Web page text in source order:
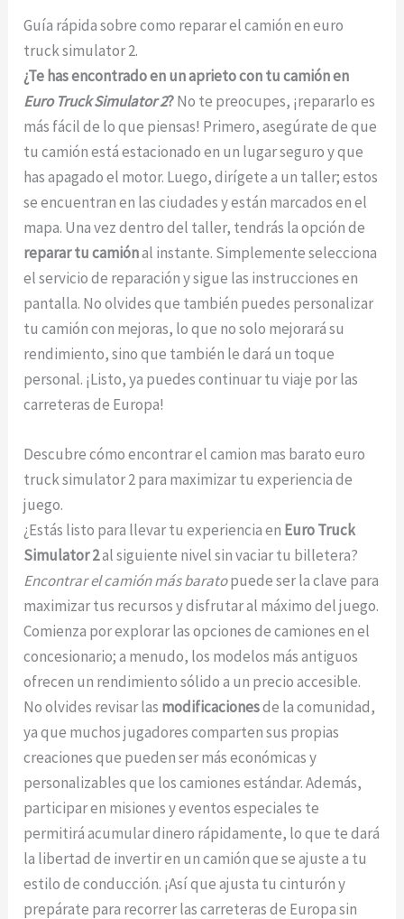
Guía rápida sobre como reparar el camión en euro
truck simulator 2.
¿Te has encontrado en un aprieto con tu camión en
Euro Truck Simulator 2?No te preocupes, ¡repararlo es
más fácil de lo que piensas! Primero, asegúrate de que
tu camión está estacionado en un lugar seguro y que
has apagado el motor. Luego, dirígete a un taller; estos
se encuentran en las ciudades y están marcados en el
mapa. Una vez dentro del taller, tendrás la opción de
reparar tu camiónal instante. Simplemente selecciona
el servicio de reparación y sigue las instrucciones en
pantalla. No olvides que también puedes personalizar
tu camión con mejoras, lo que no solo mejorará su
rendimiento, sino que también le dará un toque
personal. ¡Listo, ya puedes continuar tu viaje por las
carreteras de Europa!
Descubre cómo encontrar el camion mas barato euro
truck simulator 2 para maximizar tu experiencia de
juego.
¿Estás listo para llevar tu experiencia en Euro Truck
Simulator 2al siguiente nivel sin vaciar tu billetera?
Encontrar el camión más baratopuede ser la clave para
maximizar tus recursos y disfrutar al máximo del juego.
Comienza por explorar las opciones de camiones en el
concesionario; a menudo, los modelos más antiguos
ofrecen un rendimiento sólido a un precio accesible.
No olvides revisar las modificacionesde la comunidad,
ya que muchos jugadores comparten sus propias
creaciones que pueden ser más económicas y
personalizables que los camiones estándar. Además,
participar en misiones y eventos especiales te
permitirá acumular dinero rápidamente, lo que te dará
la libertad de invertir en un camión que se ajuste a tu
estilo de conducción. ¡Así que ajusta tu cinturón y
prepárate para recorrer las carreteras de Europa sin